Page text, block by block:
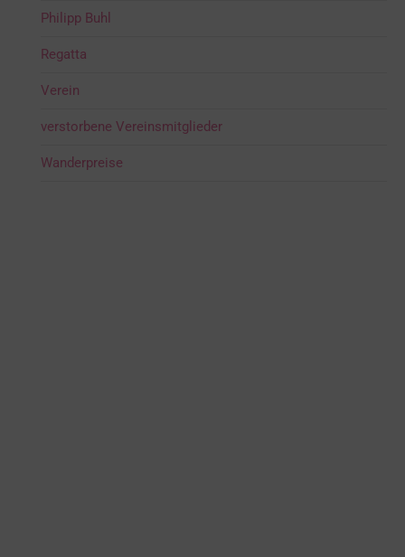
Philipp Buhl
Regatta
Verein
verstorbene Vereinsmitglieder
Wanderpreise